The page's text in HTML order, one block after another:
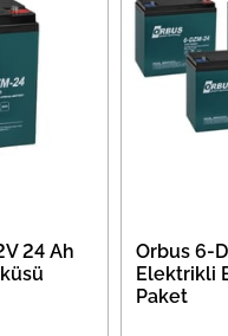
24 Ah
Orbus 6-
Elektrikli
Paket